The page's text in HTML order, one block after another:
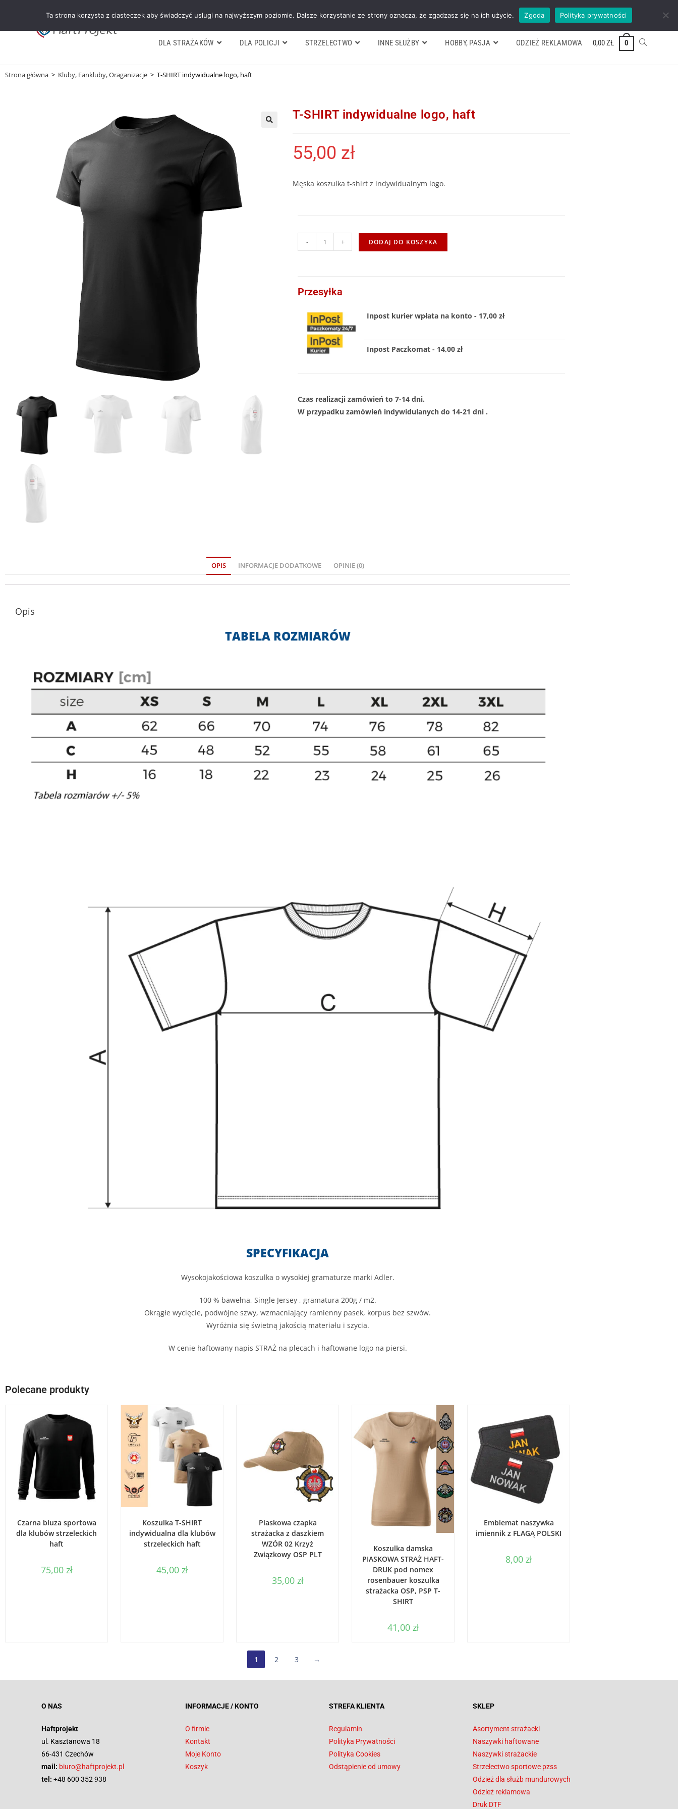
Formularz wyceny Kontakt ZADZWOŃ TEL. 600 352 938
DLA STRAŻAKÓW DLA POLICJI STRZELECTWO INNE SŁUŻBY HOBBY, PASJA ODZIEŻ REKLAMOWA 0,00ZŁ 0
Strona główna > Kluby, Fankluby, Oraganizacje > T-SHIRT indywidualne logo, haft
T-SHIRT indywidualne logo, haft
55,00 zł
Męska koszulka t-shirt z indywidualnym logo.
- + DODAJ DO KOSZYKA
Przesyłka
Inpost kurier wpłata na konto - 17,00 zł
Inpost Paczkomat - 14,00 zł
Czas realizacji zamówień to 7-14 dni.
W przypadku zamówień indywidulanych do 14-21 dni .
OPIS INFORMACJE DODATKOWE OPINIE (0)
Opis
TABELA ROZMIARÓW
SPECYFIKACJA
Wysokojakościowa koszulka o wysokiej gramaturze marki Adler.
100 % bawełna, Single Jersey , gramatura 200g / m2.
Okrągłe wycięcie, podwójne szwy, wzmacniający ramienny pasek, korpus bez szwów.
Wyróżnia się świetną jakością materiału i szycia.
W cenie haftowany napis STRAŻ na plecach i haftowane logo na piersi.
Polecane produkty
Czarna bluza sportowa
dla klubów strzeleckich
haft
75,00 zł
Koszulka T-SHIRT
indywidualna dla klubów
strzeleckich haft
45,00 zł
Piaskowa czapka
strażacka z daszkiem
WZÓR 02 Krzyż
Związkowy OSP PLT
35,00 zł
Koszulka damska
PIASKOWA STRAŻ HAFT-
DRUK pod nomex
rosenbauer koszulka
strażacka OSP, PSP T-
SHIRT
41,00 zł
Emblemat naszywka
imiennik z FLAGĄ POLSKI
8,00 zł
1 2 3 →
O NAS
Haftprojekt
ul. Kasztanowa 18
66-431 Czechów
mail: biuro@haftprojekt.pl
tel: +48 600 352 938
INFORMACJE / KONTO
O firmie
Kontakt
Moje Konto
Koszyk
STREFA KLIENTA
Regulamin
Polityka Prywatności
Polityka Cookies
Odstąpienie od umowy
SKLEP
Asortyment strażacki
Naszywki haftowane
Naszywki strażackie
Strzelectwo sportowe pzss
Odzież dla służb mundurowych
Odzież reklamowa
Druk DTF
Ta strona korzysta z ciasteczek aby świadczyć usługi na najwyższym poziomie. Dalsze korzystanie ze strony oznacza, że zgadzasz się na ich użycie. Zgoda Polityka prywatności